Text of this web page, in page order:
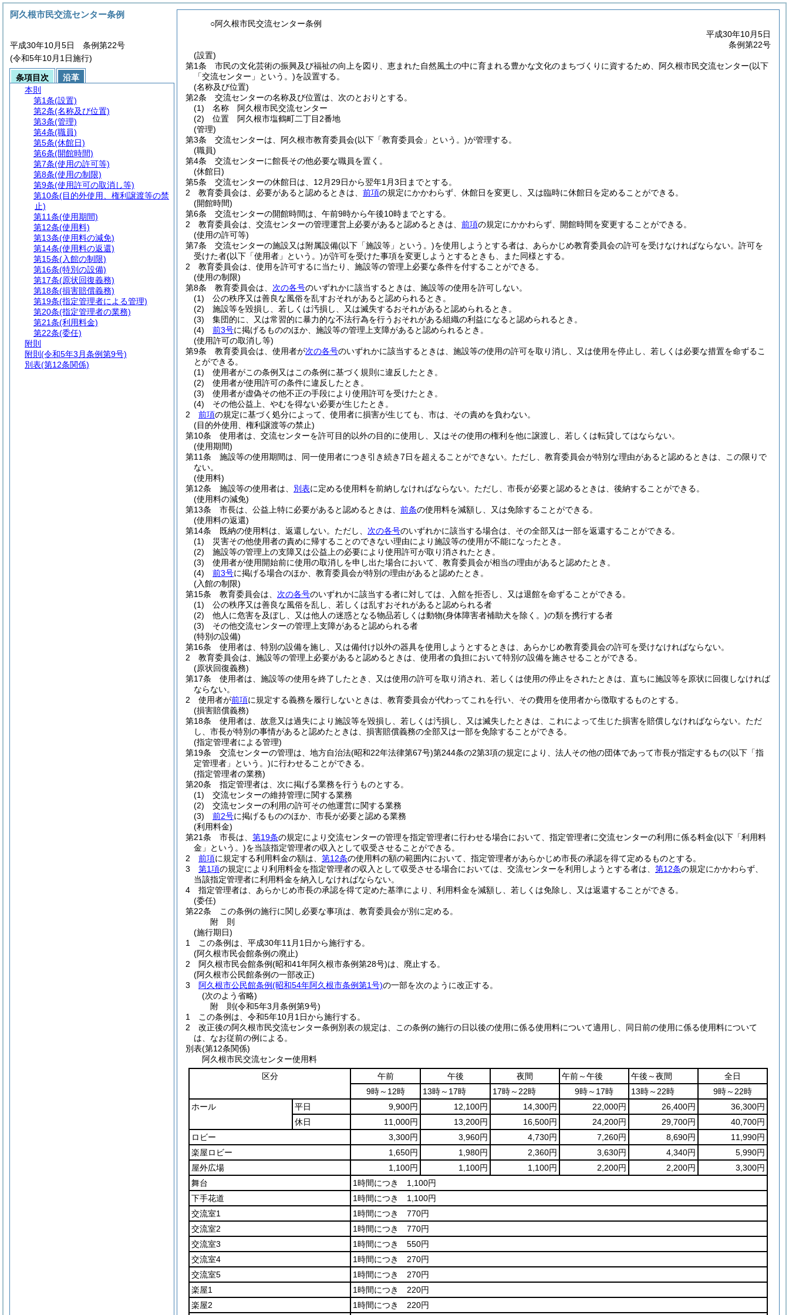
○阿久根市民交流センター条例
平成30年10月5日
条例第22号
(設置)
第1条
市民の文化芸術の振興及び福祉の向上を図り、恵まれた自然風土の中に育まれる豊かな文化のまちづくりに資するため、阿久根市民交流センター(以下
「交流センター」という。)を設置する。
(名称及び位置)
第2条
交流センターの名称及び位置は、次のとおりとする。
(1)
名称 阿久根市民交流センター
(2)
位置 阿久根市塩鶴町二丁目2番地
(管理)
第3条
交流センターは、阿久根市教育委員会(以下「教育委員会」という。)が管理する。
(職員)
第4条
交流センターに館長その他必要な職員を置く。
(休館日)
第5条
交流センターの休館日は、12月29日から翌年1月3日までとする。
2
教育委員会は、必要があると認めるときは、 前項の規定にかかわらず、休館日を変更し、又は臨時に休館日を定めることができる。
(開館時間)
第6条
交流センターの開館時間は、午前9時から午後10時までとする。
2
教育委員会は、交流センターの管理運営上必要があると認めるときは、 前項の規定にかかわらず、開館時間を変更することができる。
(使用の許可等)
第7条
交流センターの施設又は附属設備(以下「施設等」という。)を使用しようとする者は、あらかじめ教育委員会の許可を受けなければならない。 許可を
受けた者(以下「使用者」という。)が許可を受けた事項を変更しようとするときも、また同様とする。
2
教育委員会は、使用を許可するに当たり、施設等の管理上必要な条件を付することができる。
(使用の制限)
第8条
教育委員会は、 次の各号のいずれかに該当するときは、施設等の使用を許可しない。
(1)
公の秩序又は善良な風俗を乱すおそれがあると認められるとき。
(2)
施設等を毀損し、若しくは汚損し、又は滅失するおそれがあると認められるとき。
(3)
集団的に、又は常習的に暴力的な不法行為を行うおそれがある組織の利益になると認められるとき。
(4)
前3号に掲げるもののほか、施設等の管理上支障があると認められるとき。
(使用許可の取消し等)
第9条
教育委員会は、使用者が次の各号のいずれかに該当するときは、施設等の使用の許可を取り消し、又は使用を停止し、若しくは必要な措置を命ずるこ
とができる。
(1)
使用者がこの条例又はこの条例に基づく規則に違反したとき。
(2)
使用者が使用許可の条件に違反したとき。
(3)
使用者が虚偽その他不正の手段により使用許可を受けたとき。
(4)
その他公益上、やむを得ない必要が生じたとき。
2
前項の規定に基づく処分によって、使用者に損害が生じても、市は、その責めを負わない。
(目的外使用、権利譲渡等の禁止)
第10条
使用者は、交流センターを許可目的以外の目的に使用し、又はその使用の権利を他に譲渡し、若しくは転貸してはならない。
(使用期間)
第11条
施設等の使用期間は、同一使用者につき引き続き7日を超えることができない。 ただし、教育委員会が特別な理由があると認めるときは、この限りで
ない。
(使用料)
第12条
施設等の使用者は、 別表に定める使用料を前納しなければならない。 ただし、市長が必要と認めるときは、後納することができる。
(使用料の減免)
第13条
市長は、公益上特に必要があると認めるときは、 前条の使用料を減額し、又は免除することができる。
(使用料の返還)
第14条
既納の使用料は、返還しない。 ただし、 次の各号のいずれかに該当する場合は、その全部又は一部を返還することができる。
(1)
災害その他使用者の責めに帰することのできない理由により施設等の使用が不能になったとき。
(2)
施設等の管理上の支障又は公益上の必要により使用許可が取り消されたとき。
(3)
使用者が使用開始前に使用の取消しを申し出た場合において、教育委員会が相当の理由があると認めたとき。
(4)
前3号に掲げる場合のほか、教育委員会が特別の理由があると認めたとき。
(入館の制限)
第15条
教育委員会は、 次の各号のいずれかに該当する者に対しては、入館を拒否し、又は退館を命ずることができる。
(1)
公の秩序又は善良な風俗を乱し、若しくは乱すおそれがあると認められる者
(2)
他人に危害を及ぼし、又は他人の迷惑となる物品若しくは動物(身体障害者補助犬を除く。)の類を携行する者
(3)
その他交流センターの管理上支障があると認められる者
(特別の設備)
第16条
使用者は、特別の設備を施し、又は備付け以外の器具を使用しようとするときは、あらかじめ教育委員会の許可を受けなければならない。
2
教育委員会は、施設等の管理上必要があると認めるときは、使用者の負担において特別の設備を施させることができる。
(原状回復義務)
第17条
使用者は、施設等の使用を終了したとき、又は使用の許可を取り消され、若しくは使用の停止をされたときは、直ちに施設等を原状に回復しなければ
ならない。
2
使用者が前項に規定する義務を履行しないときは、教育委員会が代わってこれを行い、その費用を使用者から徴取するものとする。
(損害賠償義務)
第18条
使用者は、故意又は過失により施設等を毀損し、若しくは汚損し、又は滅失したときは、これによって生じた損害を賠償しなければならない。 ただ
し、市長が特別の事情があると認めたときは、損害賠償義務の全部又は一部を免除することができる。
(指定管理者による管理)
第19条
交流センターの管理は、地方自治法(昭和22年法律第67号)第244条の2第3項の規定により、法人その他の団体であって市長が指定するもの(以下「指
定管理者」という。)に行わせることができる。
(指定管理者の業務)
第20条
指定管理者は、次に掲げる業務を行うものとする。
(1)
交流センターの維持管理に関する業務
(2)
交流センターの利用の許可その他運営に関する業務
(3)
前2号に掲げるもののほか、市長が必要と認める業務
(利用料金)
第21条
市長は、 第19条の規定により交流センターの管理を指定管理者に行わせる場合において、指定管理者に交流センターの利用に係る料金(以下「利用料
金」という。)を当該指定管理者の収入として収受させることができる。
2
前項に規定する利用料金の額は、 第12条の使用料の額の範囲内において、指定管理者があらかじめ市長の承認を得て定めるものとする。
3
第1項の規定により利用料金を指定管理者の収入として収受させる場合においては、交流センターを利用しようとする者は、 第12条の規定にかかわらず、
当該指定管理者に利用料金を納入しなければならない。
4
指定管理者は、あらかじめ市長の承認を得て定めた基準により、利用料金を減額し、若しくは免除し、又は返還することができる。
(委任)
第22条
この条例の施行に関し必要な事項は、教育委員会が別に定める。
附 則
(施行期日)
1
この条例は、平成30年11月1日から施行する。
(阿久根市民会館条例の廃止)
2
阿久根市民会館条例(昭和41年阿久根市条例第28号)は、廃止する。
(阿久根市公民館条例の一部改正)
3
阿久根市公民館条例(昭和54年阿久根市条例第1号)の一部を次のように改正する。
(次のよう省略)
附 則(令和5年3月条例第9号)
1
この条例は、令和5年10月1日から施行する。
2
改正後の阿久根市民交流センター条例別表の規定は、この条例の施行の日以後の使用に係る使用料について適用し、同日前の使用に係る使用料について
は、なお従前の例による。
別表(第12条関係)
阿久根市民交流センター使用料
区分
午前 午後 夜間 午前～午後 午後～夜間
全日
9時～12時
13時～17時 17時～22時 9時～17時 13時～22時
9時～22時
ホール
平日 9,900円 12,100円 14,300円 22,000円 26,400円
36,300円
休日
11,000円 13,200円 16,500円 24,200円 29,700円
40,700円
ロビー
3,300円 3,960円 4,730円 7,260円 8,690円
11,990円
楽屋ロビー
1,650円 1,980円 2,360円 3,630円 4,340円
5,990円
屋外広場
1,100円 1,100円 1,100円 2,200円 2,200円
3,300円
舞台
1時間につき 1,100円
下手花道
1時間につき 1,100円
交流室1
1時間につき 770円
交流室2
1時間につき 770円
交流室3
1時間につき 550円
交流室4
1時間につき 270円
交流室5
1時間につき 270円
楽屋1
1時間につき 220円
楽屋2
1時間につき 220円
阿久根市民交流センター条例
平成30年10月5日 条例第22号
(令和5年10月1日施行)
条項目次
沿革
本則
第1条(設置)
第2条(名称及び位置)
第3条(管理)
第4条(職員)
第5条(休館日)
第6条(開館時間)
第7条(使用の許可等)
第8条(使用の制限)
第9条(使用許可の取消し等)
第10条(目的外使用、権利譲渡等の禁
止)
第11条(使用期間)
第12条(使用料)
第13条(使用料の減免)
第14条(使用料の返還)
第15条(入館の制限)
第16条(特別の設備)
第17条(原状回復義務)
第18条(損害賠償義務)
第19条(指定管理者による管理)
第20条(指定管理者の業務)
第21条(利用料金)
第22条(委任)
附則
附則 (令和5年3月条例第9号)
別表(第12条関係)